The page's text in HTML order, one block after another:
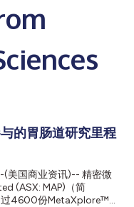
的胃肠道研究里程
(美国商业资讯)-- 精密微
(ASX: MAP)（简
过4600份MetaXplore™